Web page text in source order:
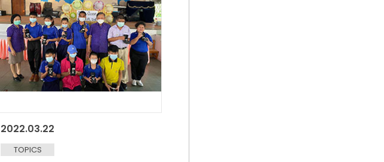
2022.03.22
TOPICS